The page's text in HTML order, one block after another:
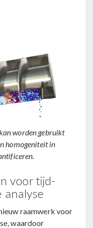
worden gebruikt
homogeniteit in
voor tijd-
analyse
raamwerk voor
waardoor